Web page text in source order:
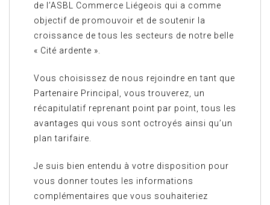
de l’ASBL Commerce Liégeois qui a comme
objectif de promouvoir et de soutenir la
croissance de tous les secteurs de notre belle
« Cité ardente ».
Vous choisissez de nous rejoindre en tant que
Partenaire Principal, vous trouverez, un
récapitulatif reprenant point par point, tous les
avantages qui vous sont octroyés ainsi qu’un
plan tarifaire.
Je suis bien entendu à votre disposition pour
vous donner toutes les informations
complémentaires que vous souhaiteriez